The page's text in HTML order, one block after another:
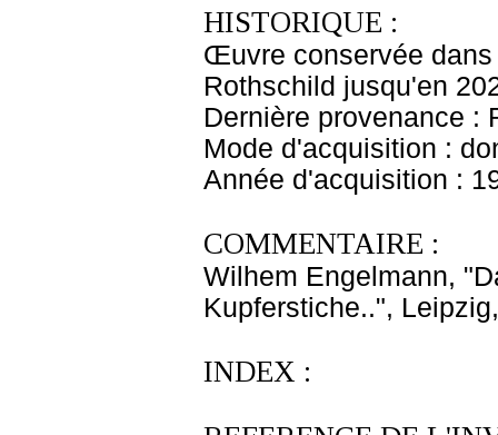
HISTORIQUE :
Œuvre conservée dans
Rothschild jusqu'en
Dernière provenance :
Mode d'acquisition :
Année d'acquisition :
COMMENTAIRE :
Wilhem Engelmann,
Kupferstiche..",
INDEX :